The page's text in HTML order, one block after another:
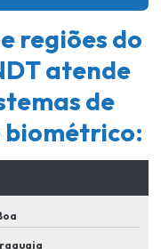
regiões do
atende
de
biométrico: